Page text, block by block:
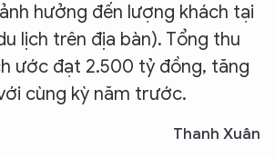
hưởng đến lượng khách tại
lịch trên địa bàn). Tổng thu
ước đạt 2.500 tỷ đồng, tăng
cùng kỳ năm trước.
Thanh Xuân